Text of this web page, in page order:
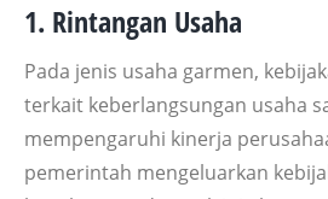
1. Rintangan Usaha
Pada jenis usaha garmen,
terkait keberlangsungan usaha
mempengaruhi kinerja
pemerintah mengeluarkan